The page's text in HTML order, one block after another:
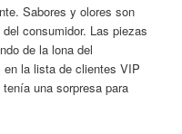
Sabores y olores son
consumidor. Las piezas
de la lona del
en la lista de clientes VIP
una sorpresa para